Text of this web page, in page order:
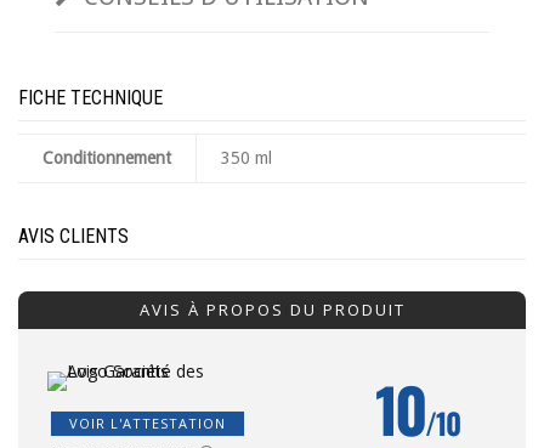
FICHE TECHNIQUE
Conditionnement 350 ml
AVIS CLIENTS
AVIS À PROPOS DU PRODUIT
VOIR L'ATTESTATION 10/10